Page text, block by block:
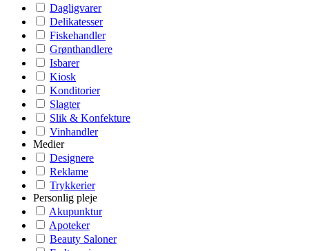
Dagligvarer
Delikatesser
Fiskehandler
Grønthandlere
Isbarer
Kiosk
Konditorier
Slagter
Slik & Konfekture
Vinhandler
Medier
Designere
Reklame
Trykkerier
Personlig pleje
Akupunktur
Apoteker
Beauty Saloner